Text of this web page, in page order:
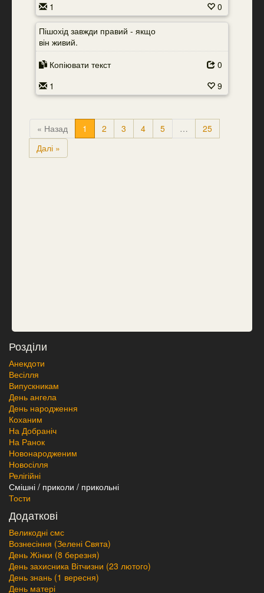
1
0
Пішохід завжди правий - якщо
він живий.
Копіювати текст
0
1
9
« Назад 1 2 3 4 5 …
25
Далі »
Розділи
Анекдоти
Весілля
Випускникам
День ангела
День народження
Коханим
На Добраніч
На Ранок
Новонародженим
Новосілля
Релігійні
Смішні / приколи / прикольні
Тости
Додаткові
Великодні смс
Вознесіння (Зелені Свята)
День Жінки (8 березня)
День захисника Вітчизни (23 лютого)
День знань (1 вересня)
День матері